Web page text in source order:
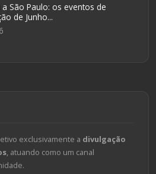
São Paulo: os eventos de
de Junho...
exclusivamente a divulgação
, atuando como um canal